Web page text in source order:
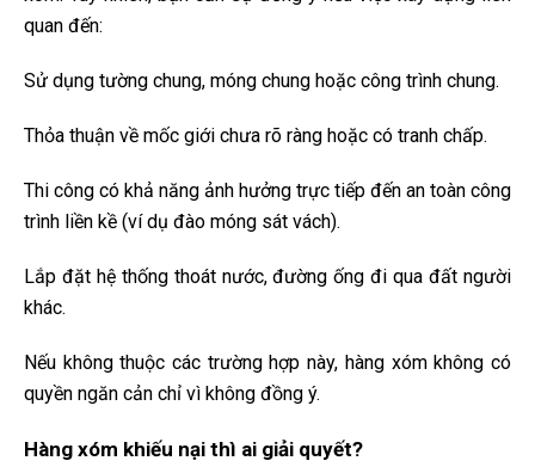
quan đến:
Sử dụng tường chung, móng chung hoặc công trình chung.
Thỏa thuận về mốc giới chưa rõ ràng hoặc có tranh chấp.
Thi công có khả năng ảnh hưởng trực tiếp đến an toàn công
trình liền kề (ví dụ đào móng sát vách).
Lắp đặt hệ thống thoát nước, đường ống đi qua đất người
khác.
Nếu không thuộc các trường hợp này, hàng xóm không có
quyền ngăn cản chỉ vì không đồng ý.
Hàng xóm khiếu nại thì ai giải quyết?